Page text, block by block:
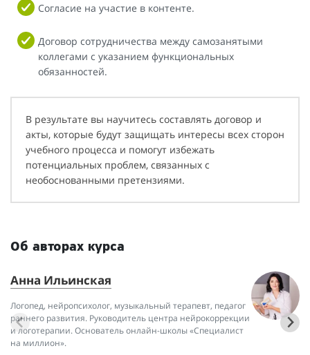
Согласие на участие в контенте.
Договор сотрудничества между самозанятыми
коллегами с указанием функциональных
обязанностей.
В результате вы научитесь составлять договор и
акты, которые будут защищать интересы всех сторон
учебного процесса и помогут избежать
потенциальных проблем, связанных с
необоснованными претензиями.
Об авторах курса
Анна Ильинская
Логопед, нейропсихолог, музыкальный терапевт, педагог
раннего развития. Руководитель центра нейрокоррекции
и логотерапии. Основатель онлайн-школы «Специалист
на миллион».